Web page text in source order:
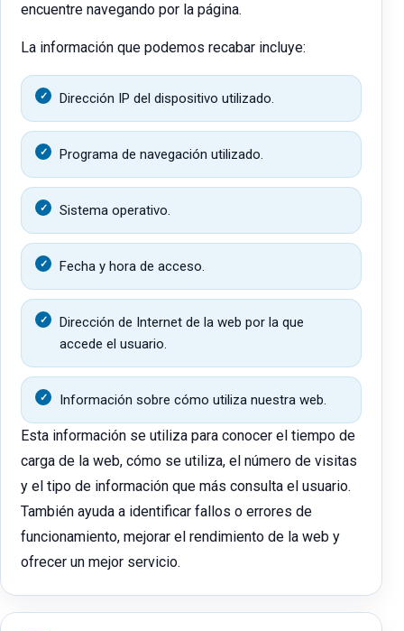
encuentre navegando por la página.
La información que podemos recabar incluye:
Dirección IP del dispositivo utilizado.
Programa de navegación utilizado.
Sistema operativo.
Fecha y hora de acceso.
Dirección de Internet de la web por la que
accede el usuario.
Información sobre cómo utiliza nuestra web.
Esta información se utiliza para conocer el tiempo de
carga de la web, cómo se utiliza, el número de visitas
y el tipo de información que más consulta el usuario.
También ayuda a identificar fallos o errores de
funcionamiento, mejorar el rendimiento de la web y
ofrecer un mejor servicio.